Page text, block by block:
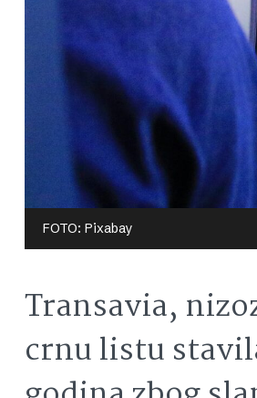
FOTO: Pixabay
Transavia,
crnu listu